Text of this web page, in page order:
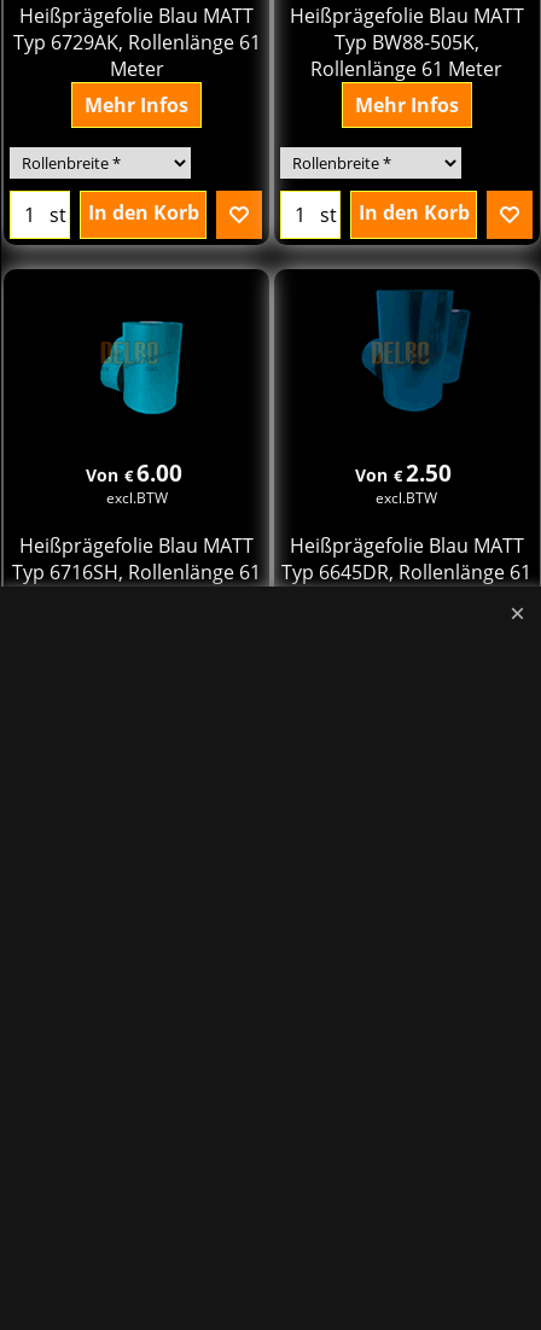
Heißprägefolie Blau MATT
Typ 6729AK, Rollenlänge 61
Meter
Mehr Infos
st In den Korb
Heißprägefolie Blau MATT
Typ BW88-505K,
Rollenlänge 61 Meter
Mehr Infos
st In den Korb
Von €6.00
excl.BTW
Heißprägefolie Blau MATT
Typ 6716SH, Rollenlänge 61
Von €2.50
excl.BTW
Heißprägefolie Blau MATT
Typ 6645DR, Rollenlänge 61